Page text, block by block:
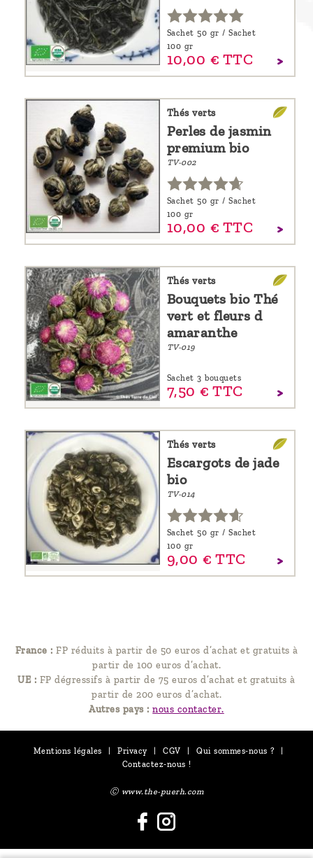
Sachet 50 gr / Sachet
100 gr
10,00 € TTC
Thés verts
Perles de jasmin
premium bio
TV-002
Sachet 50 gr / Sachet
100 gr
10,00 € TTC
Thés verts
Bouquets bio Thé
vert et fleurs d
amaranthe
TV-019
Sachet 3 bouquets
7,50 € TTC
Thés verts
Escargots de jade
bio
TV-014
Sachet 50 gr / Sachet
100 gr
9,00 € TTC
France : FP réduits à partir de 50 euros d’achat et gratuits à
partir de 100 euros d’achat.
UE : FP dégressifs à partir de 75 euros d’achat et gratuits à
partir de 200 euros d’achat.
Autres pays : nous contacter.
Mentions légales | Privacy | CGV | Qui sommes-nous ?
|
Contactez-nous !
Ⓒ www.the-puerh.com